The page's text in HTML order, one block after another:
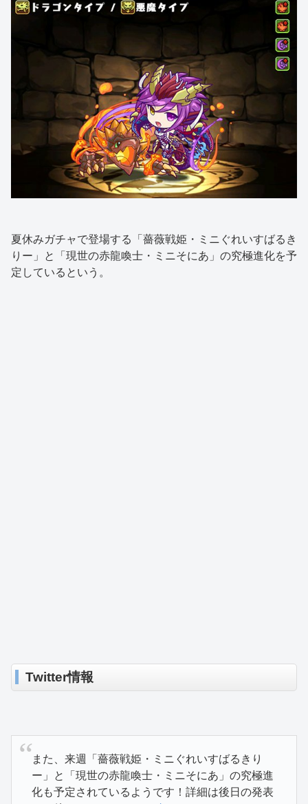
夏休みガチャで登場する「薔薇戦姫・ミニぐれいすばるき
りー」と「現世の赤龍喚士・ミニそにあ」の究極進化を予
定しているという。
Twitter情報
また、来週「薔薇戦姫・ミニぐれいすばるきり
ー」と「現世の赤龍喚士・ミニそにあ」の究極進
化も予定されているようです！詳細は後日の発表